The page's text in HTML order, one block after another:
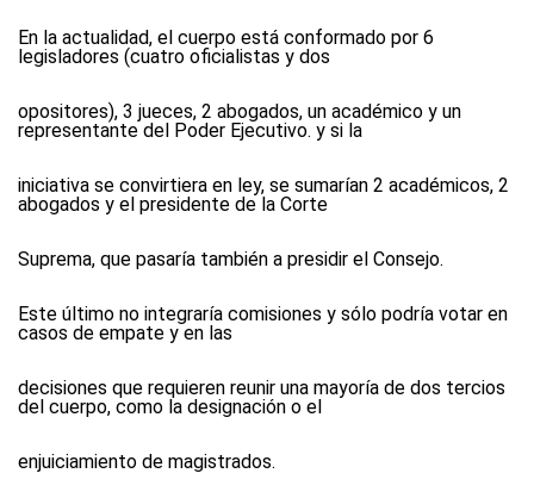
En la actualidad, el cuerpo está conformado por 6
legisladores (cuatro oficialistas y dos
opositores), 3 jueces, 2 abogados, un académico y un
representante del Poder Ejecutivo. y si la
iniciativa se convirtiera en ley, se sumarían 2 académicos, 2
abogados y el presidente de la Corte
Suprema, que pasaría también a presidir el Consejo.
Este último no integraría comisiones y sólo podría votar en
casos de empate y en las
decisiones que requieren reunir una mayoría de dos tercios
del cuerpo, como la designación o el
enjuiciamiento de magistrados.